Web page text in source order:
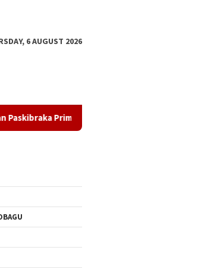
6 AUGUST 2026
Selama Latihan